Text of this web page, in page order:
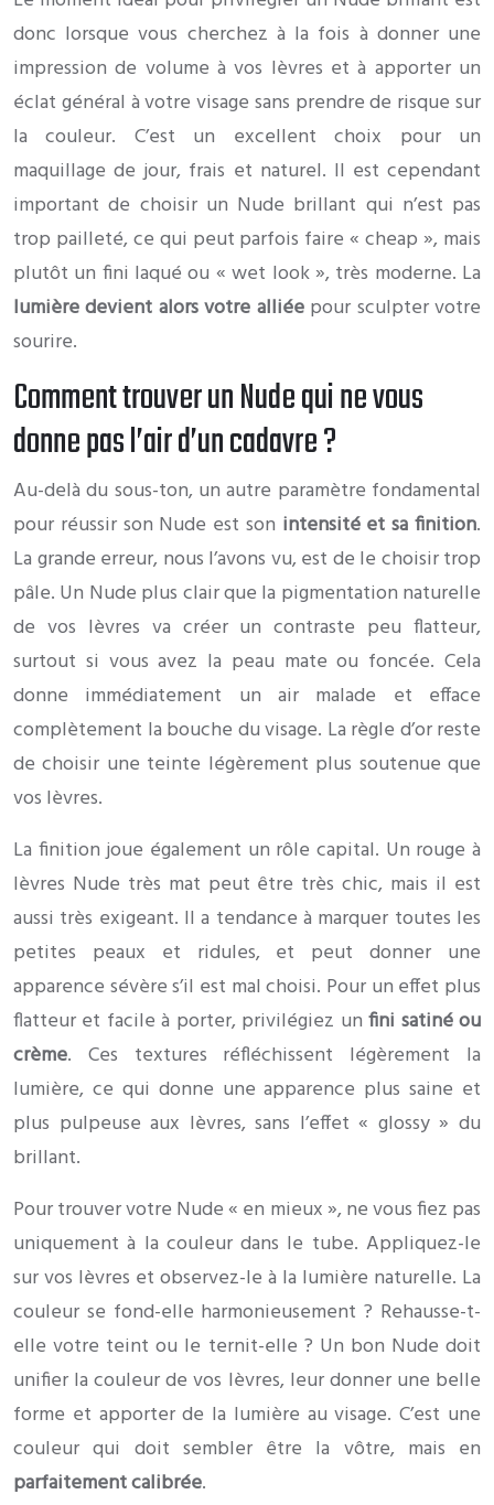
donc lorsque vous cherchez à la fois à donner une
impression de volume à vos lèvres et à apporter un
éclat général à votre visage sans prendre de risque sur
la couleur. C’est un excellent choix pour un
maquillage de jour, frais et naturel. Il est cependant
important de choisir un Nude brillant qui n’est pas
trop pailleté, ce qui peut parfois faire « cheap », mais
plutôt un fini laqué ou « wet look », très moderne. La
lumière devient alors votre alliéepour sculpter votre
sourire.
Comment trouver un Nude qui ne vous
donne pas l’air d’un cadavre ?
Au-delà du sous-ton, un autre paramètre fondamental
pour réussir son Nude est son intensité et sa finition.
La grande erreur, nous l’avons vu, est de le choisir trop
pâle. Un Nude plus clair que la pigmentation naturelle
de vos lèvres va créer un contraste peu flatteur,
surtout si vous avez la peau mate ou foncée. Cela
donne immédiatement un air malade et efface
complètement la bouche du visage. La règle d’or reste
de choisir une teinte légèrement plus soutenue que
vos lèvres.
La finition joue également un rôle capital. Un rouge à
lèvres Nude très mat peut être très chic, mais il est
aussi très exigeant. Il a tendance à marquer toutes les
petites peaux et ridules, et peut donner une
apparence sévère s’il est mal choisi. Pour un effet plus
flatteur et facile à porter, privilégiez unfini satiné ou
crème. Ces textures réfléchissent légèrement la
lumière, ce qui donne une apparence plus saine et
plus pulpeuse aux lèvres, sans l’effet « glossy » du
brillant.
Pour trouver votre Nude « en mieux », ne vous fiez pas
uniquement à la couleur dans le tube. Appliquez-le
sur vos lèvres et observez-le à la lumière naturelle. La
couleur se fond-elle harmonieusement ? Rehausse-t-
elle votre teint ou le ternit-elle ? Un bon Nude doit
unifier la couleur de vos lèvres, leur donner une belle
forme et apporter de la lumière au visage. C’est une
couleur qui doit sembler être la vôtre, mais en
parfaitement calibrée.